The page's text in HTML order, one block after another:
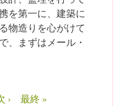
を第一に、建築に
物造りを心がけて
、まずはメール・
› 最終 »